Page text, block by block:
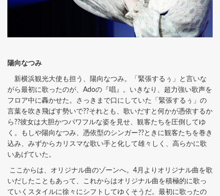
陽向なつみ
新横浜観光大使も担う、陽向なつみ。「緊張するぅ」と言いな
がら最初に歌ったのが、Adoの『唱』。いきなり、超力強い歌声を
フロア中に轟かせた。さっきまで口にしていた「緊張するぅ」の
言葉を吹き飛ばす勢いで??それとも、歌いだすと何かが憑依するか
ら??彼女は大胆かつパワフルな姿を見せ、観客たちを圧倒してゆ
く。もしや陽向なつみ、憑依型のシンガー??ときに観客たちを巻き
込み、みずからカリスマな歌い手と化して雄々しく、高らかに歌
いあげていた。
ここからは、オリジナル曲のゾーンへ。4月よりオリジナル曲を歌
いだしたこともあって、これからはオリジナル曲を積極的に歌っ
ていくスタイルに徐々にシフトしてゆくそうだ。最初に歌ったの